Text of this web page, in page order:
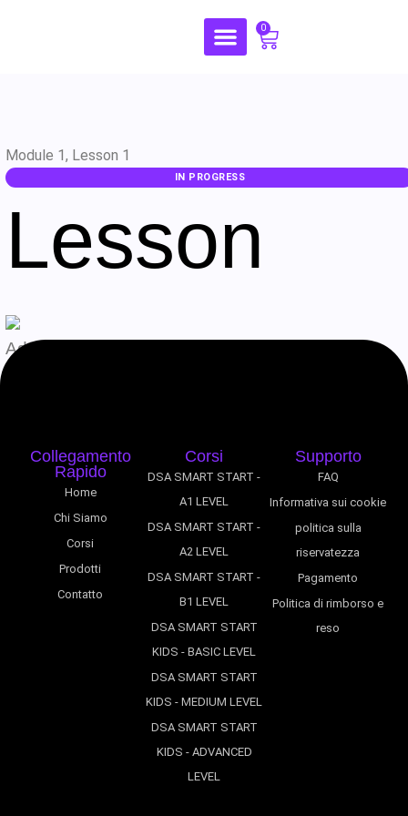
0
Module 1, Lesson 1
IN PROGRESS
Lesson
Admin
Collegamento
Rapido
Home
Chi Siamo
Corsi
Prodotti
Contatto
Corsi
DSA SMART START -
A1 LEVEL
DSA SMART START -
A2 LEVEL
DSA SMART START -
B1 LEVEL
DSA SMART START
KIDS - BASIC LEVEL
DSA SMART START
KIDS - MEDIUM LEVEL
DSA SMART START
KIDS - ADVANCED
LEVEL
Supporto
FAQ
Informativa sui cookie
politica sulla
riservatezza
Pagamento
Politica di rimborso e
reso